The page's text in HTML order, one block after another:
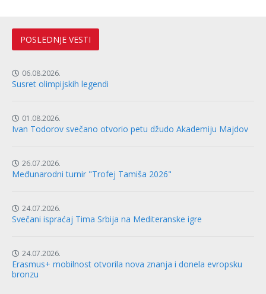
POSLEDNJE VESTI
06.08.2026.
Susret olimpijskih legendi
01.08.2026.
Ivan Todorov svečano otvorio petu džudo Akademiju Majdov
26.07.2026.
Međunarodni turnir "Trofej Tamiša 2026"
24.07.2026.
Svečani ispraćaj Tima Srbija na Mediteranske igre
24.07.2026.
Erasmus+ mobilnost otvorila nova znanja i donela evropsku
bronzu